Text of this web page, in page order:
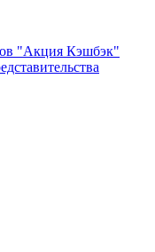
"Акция Кэшбэк"